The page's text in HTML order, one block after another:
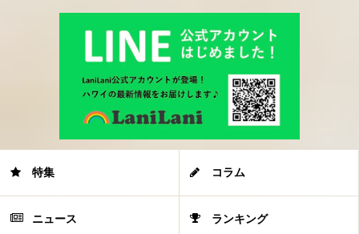
特集 コラム
ニュース ランキング